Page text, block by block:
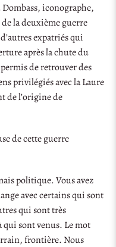
iconographe,
de la deuxième guerre
expatriés qui
après la chute du
de retrouver des
privilégiés avec la Laure
de l’origine de
de cette guerre
politique. Vous avez
avec certains qui sont
qui sont très
sont venus. Le mot
frontière. Nous